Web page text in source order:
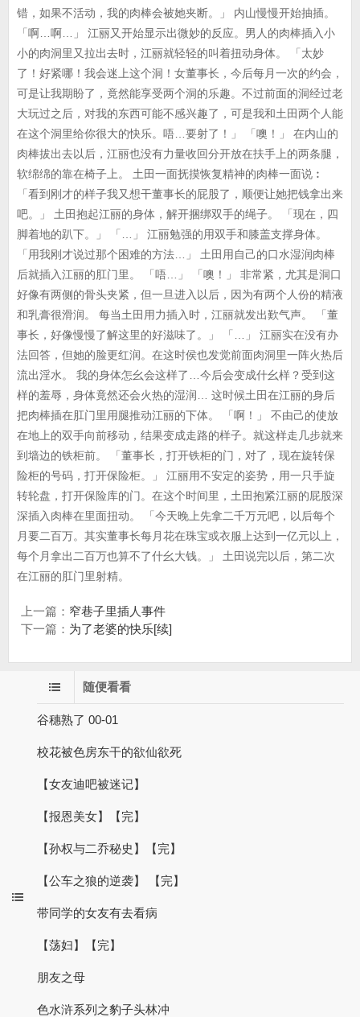
错，如果不活动，我的肉棒会被她夹断。」 内山慢慢开始抽插。
「啊…啊…」 江丽又开始显示出微妙的反应。男人的肉棒插入小
小的肉洞里又拉出去时，江丽就轻轻的叫着扭动身体。 「太妙
了！好紧哪！我会迷上这个洞！女董事长，今后每月一次的约会，
可是让我期盼了，竟然能享受两个洞的乐趣。不过前面的洞经过老
大玩过之后，对我的东西可能不感兴趣了，可是我和土田两个人能
在这个洞里给你很大的快乐。唔…要射了！」 「噢！」 在内山的
肉棒拔出去以后，江丽也没有力量收回分开放在扶手上的两条腿，
软绵绵的靠在椅子上。 土田一面抚摸恢复精神的肉棒一面说︰
「看到刚才的样子我又想干董事长的屁股了，顺便让她把钱拿出来
吧。」 土田抱起江丽的身体，解开捆绑双手的绳子。 「现在，四
脚着地的趴下。」 「…」 江丽勉强的用双手和膝盖支撑身体。
「用我刚才说过那个困难的方法…」 土田用自己的口水湿润肉棒
后就插入江丽的肛门里。 「唔…」 「噢！」 非常紧，尤其是洞口
好像有两侧的骨头夹紧，但一旦进入以后，因为有两个人份的精液
和乳膏很滑润。 每当土田用力插入时，江丽就发出歎气声。 「董
事长，好像慢慢了解这里的好滋味了。」 「…」 江丽实在没有办
法回答，但她的脸更红润。在这时侯也发觉前面肉洞里一阵火热后
流出淫水。 我的身体怎幺会这样了…今后会变成什幺样？受到这
样的羞辱，身体竟然还会火热的湿润… 这时候土田在江丽的身后
把肉棒插在肛门里用腿推动江丽的下体。 「啊！」 不由己的使放
在地上的双手向前移动，结果变成走路的样子。就这样走几步就来
到墙边的铁柜前。 「董事长，打开铁柜的门，对了，现在旋转保
险柜的号码，打开保险柜。」 江丽用不安定的姿势，用一只手旋
转轮盘，打开保险库的门。在这个时间里，土田抱紧江丽的屁股深
深插入肉棒在里面扭动。 「今天晚上先拿二千万元吧，以后每个
月要二百万。其实董事长每月花在珠宝或衣服上达到一亿元以上，
每个月拿出二百万也算不了什幺大钱。」 土田说完以后，第二次
在江丽的肛门里射精。
上一篇： 窄巷子里插人事件
下一篇： 为了老婆的快乐[续]
随便看看
谷穗熟了 00-01
校花被色房东干的欲仙欲死
【女友迪吧被迷记】
【报恩美女】【完】
【孙权与二乔秘史】【完】
【公车之狼的逆袭】 【完】
带同学的女友有去看病
【荡妇】【完】
朋友之母
色水浒系列之豹子头林冲